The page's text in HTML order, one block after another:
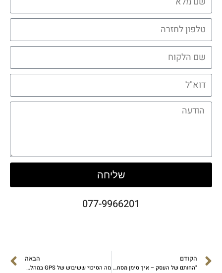
שליחה
077-9966201
הקודם
"החותם של העסק – איך סימן מסחר הופך למגן ולמנוע צמיחה"
הבאה
מה הסיכוי ששיבוש של GPS במהלך המלחמה יבטל הסכם?